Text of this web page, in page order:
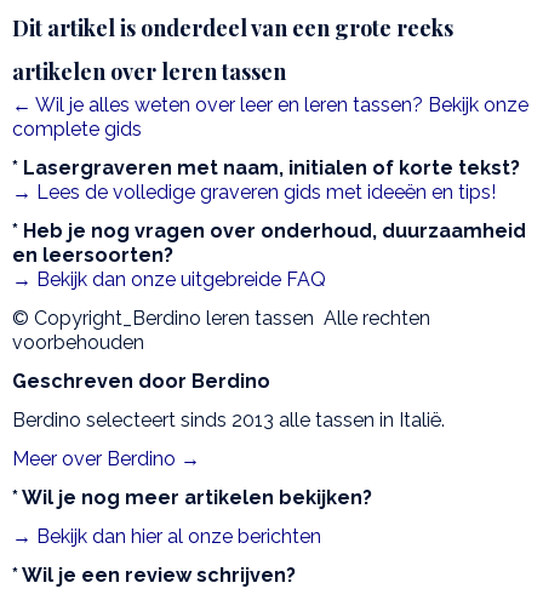
Dit artikel is onderdeel van een grote reeks
artikelen over leren tassen
← Wil je alles weten over leer en leren tassen? Bekijk onze
complete gids
* Lasergraveren met naam, initialen of korte tekst?
→ Lees de volledige graveren gids met ideeën en tips!
* Heb je nog vragen over onderhoud, duurzaamheid
en leersoorten?
→ Bekijk dan onze uitgebreide FAQ
© Copyright_Berdino leren tassen Alle rechten
voorbehouden
Geschreven door Berdino
Berdino selecteert sinds 2013 alle tassen in Italië.
Meer over Berdino →
* Wil je nog meer artikelen bekijken?
→ Bekijk dan hier al onze berichten
* Wil je een review schrijven?